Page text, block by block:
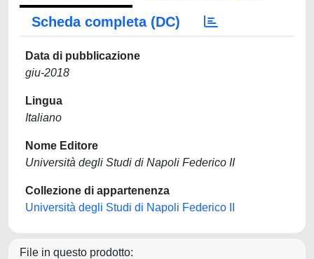
Scheda completa (DC)
Data di pubblicazione
giu-2018
Lingua
Italiano
Nome Editore
Università degli Studi di Napoli Federico II
Collezione di appartenenza
Università degli Studi di Napoli Federico II
File in questo prodotto: